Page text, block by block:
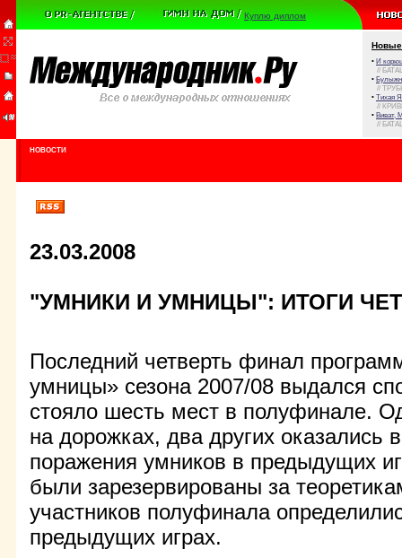
Куплю диплом
Новые
• И
//
•
//
• Тихая
//
• Виват,
//
НОВОСТИ
23.03.2008
"УМНИКИ И УМНИЦЫ": ИТОГИ
Последний четверть финал
умницы» сезона 2007/08 выдался
стояло шесть мест в полуфинале.
на дорожках, два других оказались
поражения умников в предыдущих
были зарезервированы за
участников полуфинала
предыдущих играх.